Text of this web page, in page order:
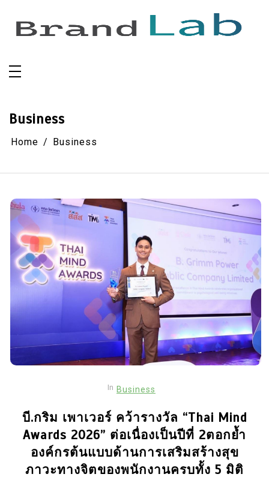
content
Business
Home Business
In Business
บี.กริม เพาเวอร์ คว้ารางวัล “Thai Mind
Awards 2026” ต่อเนื่องเป็นปีที่ 2ตอกย้ำ
องค์กรต้นแบบด้านการเสริมสร้างสุข
ภาวะทางจิตของพนักงานครบทั้ง 5 มิติ